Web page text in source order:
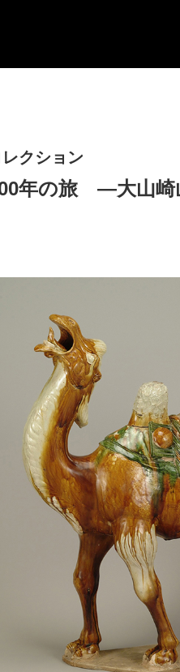
EXHIBITION
MUSEUM
CONTACT
POLICY
クション
年の旅 ―大山崎